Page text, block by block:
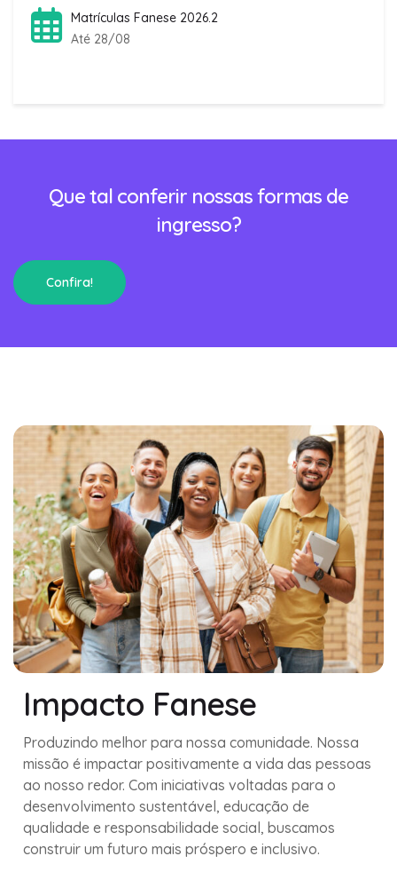
Matrículas Fanese 2026.2
Até 28/08
Que tal conferir nossas formas de
ingresso?
Confira!
Impacto Fanese
Produzindo melhor para nossa comunidade. Nossa
missão é impactar positivamente a vida das pessoas
ao nosso redor. Com iniciativas voltadas para o
desenvolvimento sustentável, educação de
qualidade e responsabilidade social, buscamos
construir um futuro mais próspero e inclusivo.